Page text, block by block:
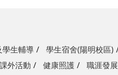
學生輔導
學生宿舍(陽明校區)
課外活動 健康照護
職涯發展